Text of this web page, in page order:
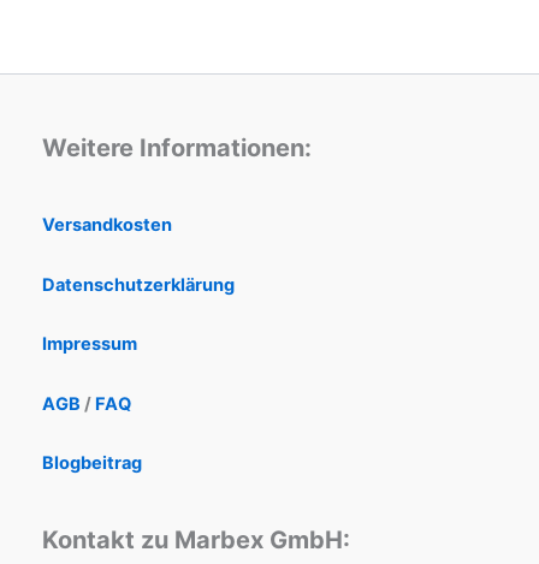
Weitere Informationen:
Versandkosten
Datenschutzerklärung
Impressum
AGB / FAQ
Blogbeitrag
Kontakt zu Marbex GmbH: